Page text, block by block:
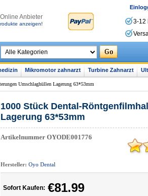
Anbieter
anzeigen! 3-12
Mikromotor zahnarzt Turbine Zahnarzt
Umschlaghüllen Lagerung 63*53mm
1000 Stück Dental-
Lagerung 63*53mm
Artikelnummer OYODE001776
Hersteller: Oyo Dental
Sofort Kaufen: €81.99